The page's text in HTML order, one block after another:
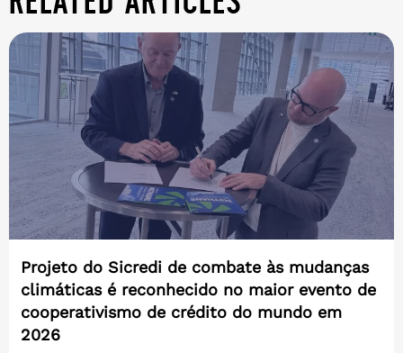
Projeto do Sicredi de combate às mudanças
climáticas é reconhecido no maior evento de
cooperativismo de crédito do mundo em
2026